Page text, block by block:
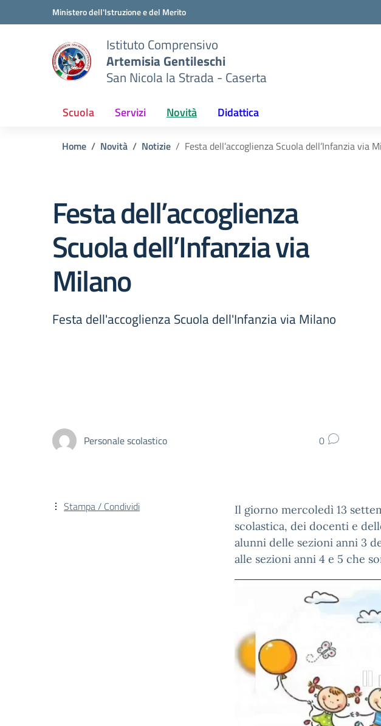
Vai ai contenuti
Vai al menu di navigazioneMinistero dell'Istruzione e del Merito
Istituto Comprensivo
Artemisia Gentileschi
San Nicola la Strada - Caserta
Scuola Servizi Novità Didattica
Home Novità Notizie Festa dell’accoglienza Scuola dell’Infanzia via
Festa dell’accoglienza
Scuola dell’Infanzia via
Milano
Festa dell'accoglienza Scuola dell'Infanzia via Milano
Personale scolastico 0
Il giorno mercoledì 13
scolastica, dei docenti e
alunni delle sezioni anni 3
alle sezioni anni 4 e 5 che
Stampa / Condividi